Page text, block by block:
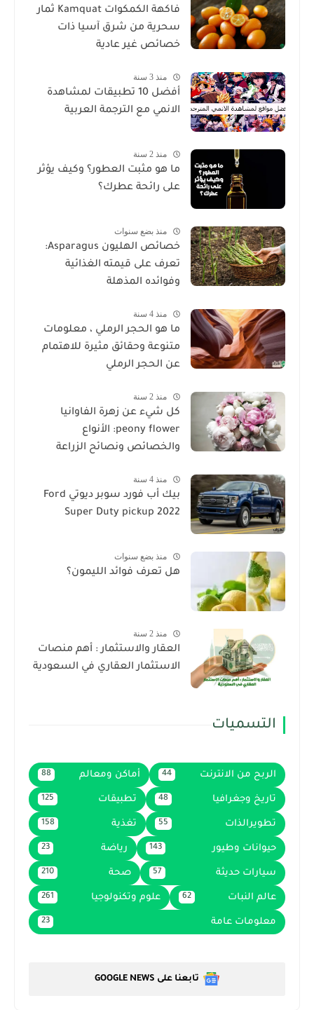
فاكهة الكمكوات Kamquat ثمار
سحرية من شرق آسيا ذات
خصائص غير عادية
منذ 3 سنة
أفضل 10 تطبيقات لمشاهدة
الانمي مع الترجمة العربية
منذ 2 سنة
ما هو مثبت العطور؟ وكيف يؤثر
على رائحة عطرك؟
منذ بضع سنوات
خصائص الهليون Asparagus:
تعرف على قيمته الغذائية
وفوائده المذهلة
منذ 4 سنة
ما هو الحجر الرملي ، معلومات
متنوعة وحقائق مثيرة للاهتمام
عن الحجر الرملي
منذ 2 سنة
كل شيء عن زهرة الفاوانيا
peony flower: الأنواع
والخصائص ونصائح الزراعة
منذ 4 سنة
بيك أب فورد سوبر ديوتي Ford
Super Duty pickup 2022
منذ بضع سنوات
هل تعرف فوائد الليمون؟
منذ 2 سنة
العقار والاستثمار : أهم منصات
الاستثمار العقاري في السعودية
التسميات
الربح من الانترنت 44 أماكن ومعالم 88
تاريخ وجغرافيا 48 تطبيقات 125
تطويرالذات 55 تغذية 158
حيوانات وطيور 143 رياضة 23
سيارات حديثة 57 صحة 210
عالم النبات 62 علوم وتكنولوجيا 261
معلومات عامة 23
تابعنا على GOOGLE NEWS